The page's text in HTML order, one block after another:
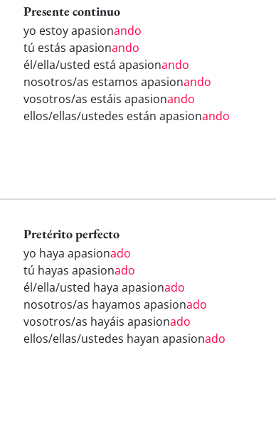
Presente continuo
yo estoy apasionando
tú estás apasionando
él/ella/usted está apasionando
nosotros/as estamos apasionando
vosotros/as estáis apasionando
ellos/ellas/ustedes están apasionando
Pretérito perfecto
yo haya apasionado
tú hayas apasionado
él/ella/usted haya apasionado
nosotros/as hayamos apasionado
vosotros/as hayáis apasionado
ellos/ellas/ustedes hayan apasionado